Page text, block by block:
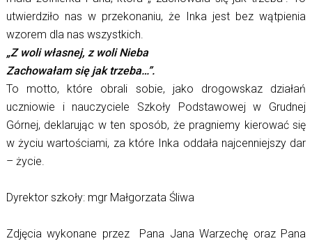
utwierdziło nas w przekonaniu, że Inka jest bez wątpienia
wzorem dla nas wszystkich.
„Z woli własnej, z woli Nieba
Zachowałam się jak trzeba…”.
To motto, które obrali sobie, jako drogowskaz działań
uczniowie i nauczyciele Szkoły Podstawowej w Grudnej
Górnej, deklarując w ten sposób, że pragniemy kierować się
w życiu wartościami, za które Inka oddała najcenniejszy dar
– życie.
Dyrektor szkoły: mgr Małgorzata Śliwa
Zdjęcia wykonane przez Pana Jana Warzechę oraz Pana